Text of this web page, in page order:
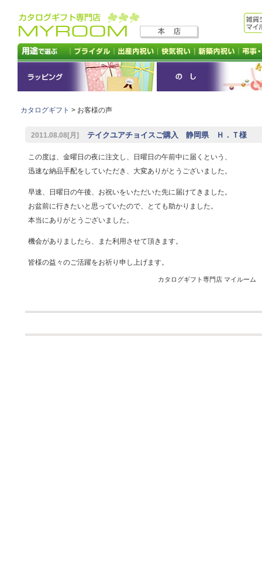
カタログギフト > お客様の声
2011.08.08[月] テイクユアチョイスご購入 静岡県 Ｈ．Ｔ様
この度は、金曜日の夜に注文し、日曜日の午前中に届くという、
迅速な納品手配をしていただき、大変ありがとうございました。
早速、日曜日の午後、お祝いをいただいた先に届けてきました。
お盆前に行きたいと思っていたので、とても助かりました。
本当にありがとうございました。
機会がありましたら、また利用させて頂きます。
皆様の益々のご活躍をお祈り申し上げます。
カタログギフト専門店 マイルー